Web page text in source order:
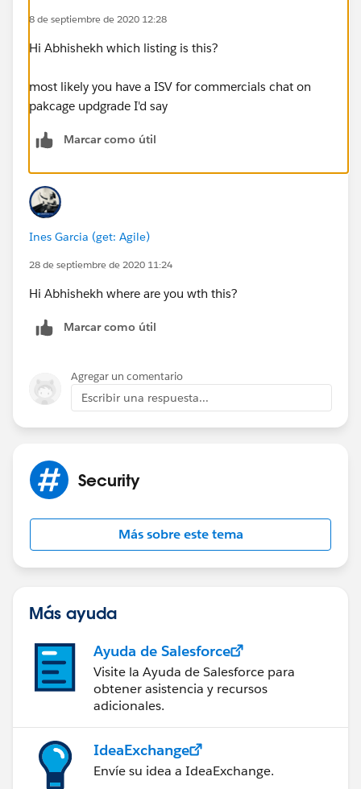
8 de septiembre de 2020 12:28
Hi Abhishekh which listing is this?
most likely you have a ISV for commercials chat on
pakcage updgrade I'd say
Marcar como útil
Ines Garcia (get: Agile)
28 de septiembre de 2020 11:24
Hi Abhishekh where are you wth this?
Marcar como útil
Agregar un comentario
Escribir una respuesta...
Security
Más sobre este tema
Más ayuda
Ayuda de Salesforce
Visite la Ayuda de Salesforce para
obtener asistencia y recursos
adicionales.
IdeaExchange
Envíe su idea a IdeaExchange.